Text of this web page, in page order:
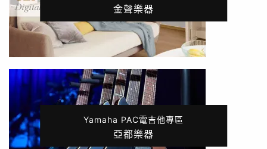
金聲樂器
Yamaha PAC電吉他專區
亞都樂器